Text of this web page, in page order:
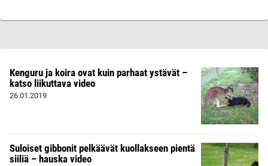
Kenguru ja koira ovat kuin parhaat ystävät –
katso liikuttava video
26.01.2019
Suloiset gibbonit pelkäävät kuollakseen pientä
siiliä – hauska video